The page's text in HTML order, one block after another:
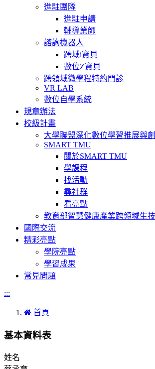
進駐團隊
進駐申請
輔導業師
諮詢機器人
跨域i寶貝
數位Z寶貝
跨領域微學程特約門診
VR LAB
數位自學系統
規章辦法
校級計畫
大學聯盟深化數位學習推展與
SMART TMU
關於SMART TMU
學課程
找活動
尋社群
看亮點
教育部智慧健康產業跨領域生
國際交流
精彩亮點
學院亮點
學習成果
常見問題
:::
首頁
基本資料表
姓名